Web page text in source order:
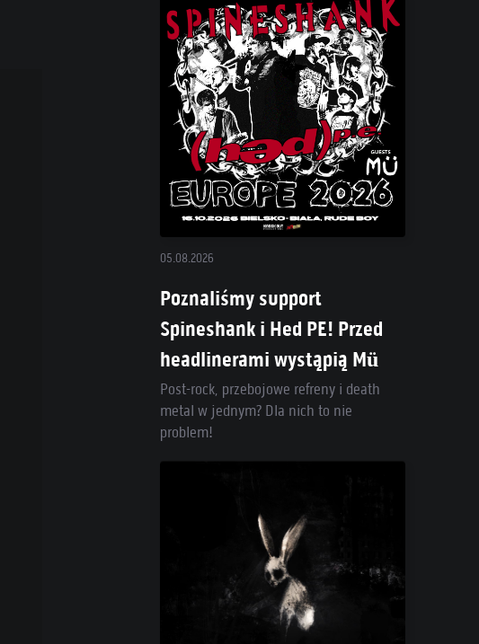
05.08.2026
Poznaliśmy support
Spineshank i Hed PE! Przed
headlinerami wystąpią Mü
Post-rock, przebojowe refreny i death
metal w jednym? Dla nich to nie
problem!